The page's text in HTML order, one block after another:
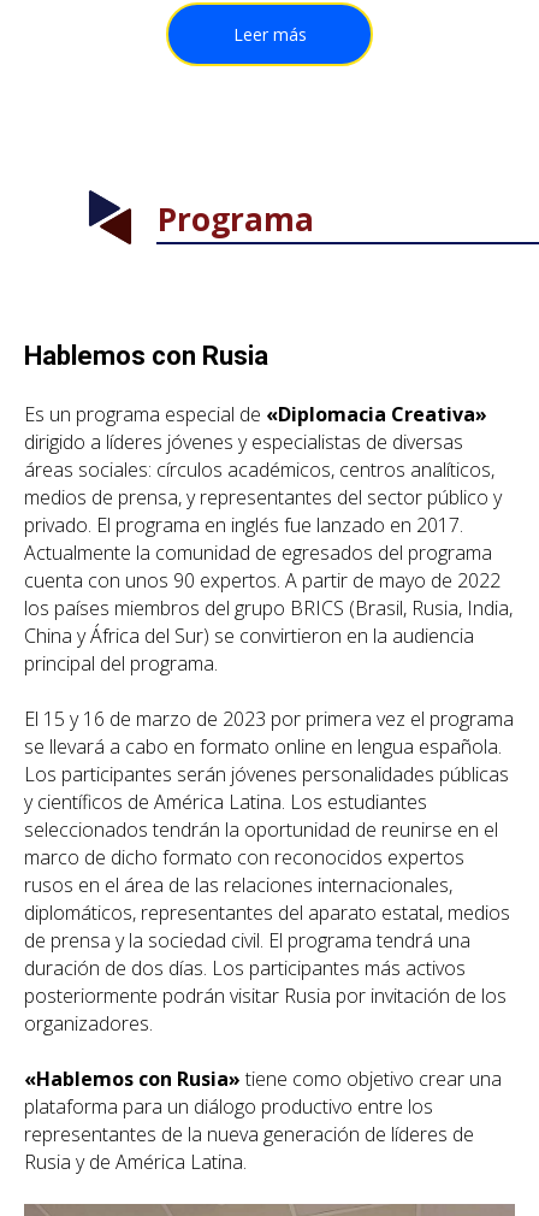
Leer más
Programa
Hablemos con Rusia
Es un programa especial de «Diplomacia Creativa»
dirigido a líderes jóvenes y especialistas de diversas
áreas sociales: círculos académicos, centros analíticos,
medios de prensa, y representantes del sector público y
privado. El programa en inglés fue lanzado en 2017.
Actualmente la comunidad de egresados del programa
cuenta con unos 90 expertos. A partir de mayo de 2022
los países miembros del grupo BRICS (Brasil, Rusia, India,
China y África del Sur) se convirtieron en la audiencia
principal del programa.
El 15 y 16 de marzo de 2023 por primera vez el programa
se llevará a cabo en formato online en lengua española.
Los participantes serán jóvenes personalidades públicas
y científicos de América Latina. Los estudiantes
seleccionados tendrán la oportunidad de reunirse en el
marco de dicho formato con reconocidos expertos
rusos en el área de las relaciones internacionales,
diplomáticos, representantes del aparato estatal, medios
de prensa y la sociedad civil. El programa tendrá una
duración de dos días. Los participantes más activos
posteriormente podrán visitar Rusia por invitación de los
organizadores.
«Hablemos con Rusia»tiene como objetivo crear una
plataforma para un diálogo productivo entre los
representantes de la nueva generación de líderes de
Rusia y de América Latina.